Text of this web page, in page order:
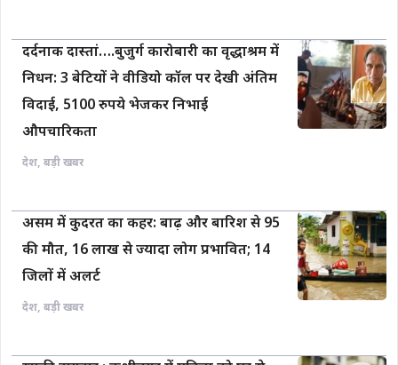
दर्दनाक दास्तां….बुजुर्ग कारोबारी का वृद्धाश्रम में
निधन: 3 बेटियों ने वीडियो कॉल पर देखी अंतिम
विदाई, 5100 रुपये भेजकर निभाई
औपचारिकता
देश, बड़ी खबर
असम में कुदरत का कहर: बाढ़ और बारिश से 95
की मौत, 16 लाख से ज्यादा लोग प्रभावित; 14
जिलों में अलर्ट
देश, बड़ी खबर